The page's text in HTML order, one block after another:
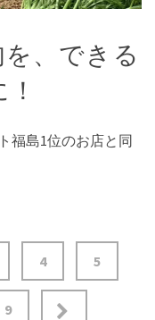
、できる
福島1位のお店と同
4 5
9